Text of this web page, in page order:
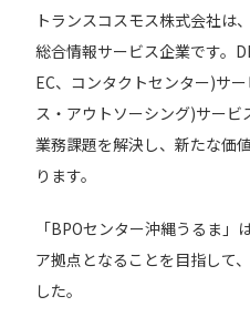
トランスコスモス株式会社は
総合情報サービス企業です。
EC、コンタクトセンター)サ
ス・アウトソーシング)サービ
業務課題を解決し、新たな価
ります。
「BPOセンター沖縄うるま」
ア拠点となることを目指して
した。